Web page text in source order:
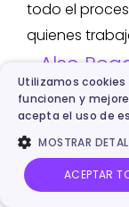
todo el
quienes
Also
Utilizamos
funcionen y
acepta el uso de
MOSTRAR
ACEPTAR